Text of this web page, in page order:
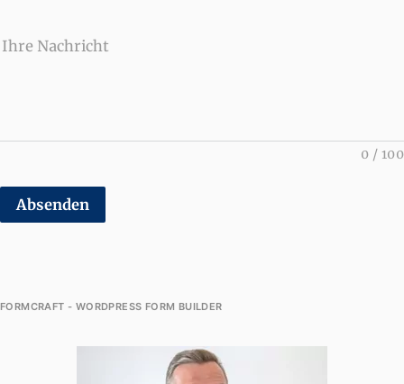
Ihre Nachricht
0 / 100
Absenden
FORMCRAFT - WORDPRESS FORM BUILDER